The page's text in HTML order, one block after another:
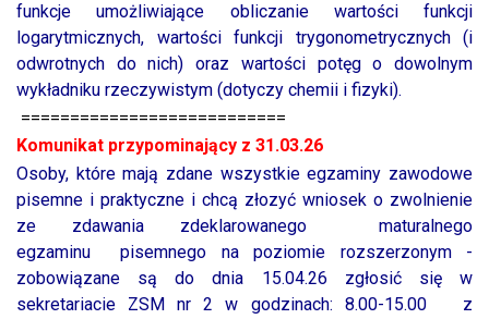
funkcje umożliwiające obliczanie wartości funkcji
logarytmicznych, wartości funkcji trygonometrycznych (i
odwrotnych do nich) oraz wartości potęg o dowolnym
wykładniku rzeczywistym (dotyczy chemii i fizyki).
===========================
Komunikat przypominający z 31.03.26
Osoby, które mają zdane wszystkie egzaminy zawodowe
pisemne i praktyczne i chcą złozyć wniosek o zwolnienie
ze zdawania zdeklarowanego maturalnego
egzaminu
pisemnego na poziomie rozszerzonym -
zobowiązane są do dnia 15.04.26 zgłosić się w
sekretariacie ZSM nr 2 w godzinach: 8.00-15.00 z